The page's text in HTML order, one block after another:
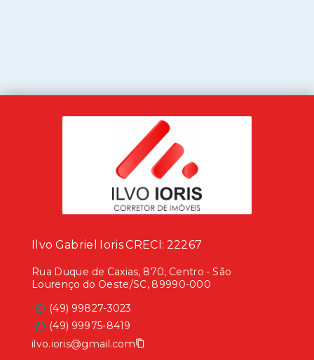
Ilvo Gabriel Ioris CRECI: 22267
Rua Duque de Caxias, 870, Centro - São
Lourenço do Oeste/SC, 89990-000
(49) 99827-3023
(49) 99975-8419
ilvo.ioris@gmail.com